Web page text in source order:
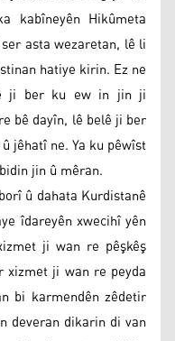
kabîneyên Hikûmeta
asta wezaretan, lê li
hatiye kirin. Ez ne
ji ber ku ew in jin ji
bê dayîn, lê belê ji ber
jêhatî ne. Ya ku pêwîst
jin û mêran.
û dahata Kurdistanê
îdareyên xwecihî yên
ji wan re pêşkêş
ji wan re peyda
bi karmendên zêdetir
deveran dikarin di van